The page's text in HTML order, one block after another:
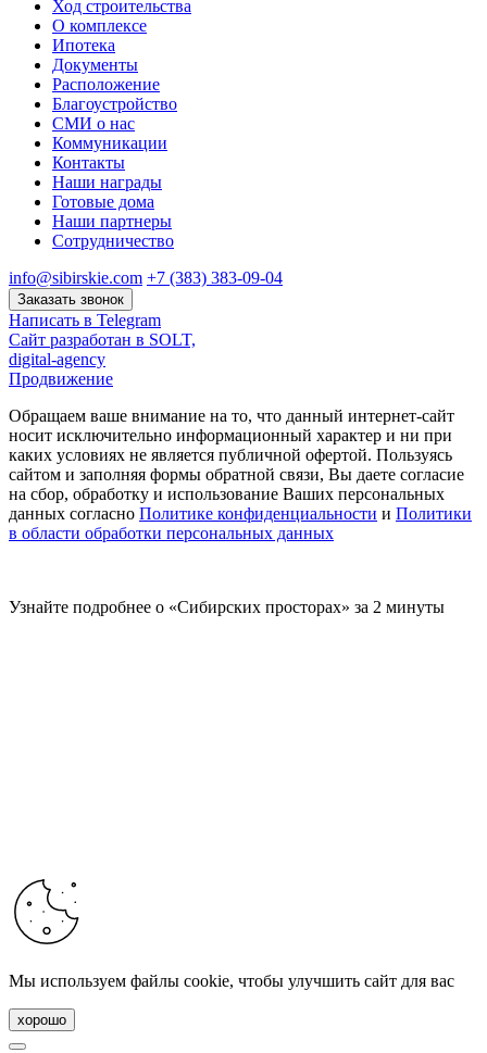
Ход строительства
О комплексе
Ипотека
Документы
Расположение
Благоустройство
СМИ о нас
Коммуникации
Контакты
Наши награды
Готовые дома
Наши партнеры
Сотрудничество
info@sibirskie.com +7 (383) 383-09-04
Заказать звонок
Написать в Telegram
Сайт разработан в SOLT,
digital-agency
Продвижение
Обращаем ваше внимание на то, что данный интернет-сайт
носит исключительно информационный характер и ни при
каких условиях не является публичной офертой. Пользуясь
сайтом и заполняя формы обратной связи, Вы даете согласие
на сбор, обработку и использование Ваших персональных
данных согласно Политике конфиденциальности и Политики
в области обработки персональных данных
Узнайте подробнее о «Сибирских просторах» за 2 минуты
Мы используем файлы cookie, чтобы улучшить сайт для вас
хорошо